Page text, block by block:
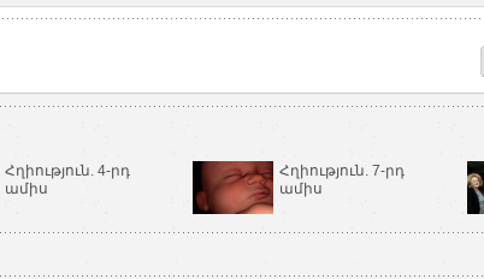
Հղիություն. 4-րդ
ամիս
Հղիություն. 7-րդ
ամիս